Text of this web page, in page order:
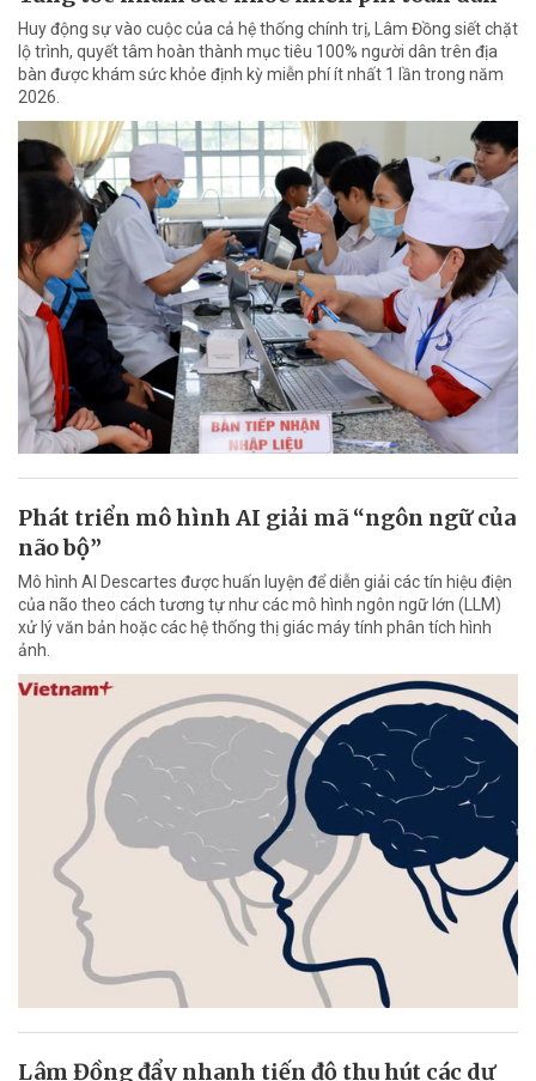
Huy động sự vào cuộc của cả hệ thống chính trị, Lâm Đồng siết chặt
lộ trình, quyết tâm hoàn thành mục tiêu 100% người dân trên địa
bàn được khám sức khỏe định kỳ miễn phí ít nhất 1 lần trong năm
2026.
Phát triển mô hình AI giải mã “ngôn ngữ của
não bộ”
Mô hình AI Descartes được huấn luyện để diễn giải các tín hiệu điện
của não theo cách tương tự như các mô hình ngôn ngữ lớn (LLM)
xử lý văn bản hoặc các hệ thống thị giác máy tính phân tích hình
ảnh.
Lâm Đồng đẩy nhanh tiến độ thu hút các dự